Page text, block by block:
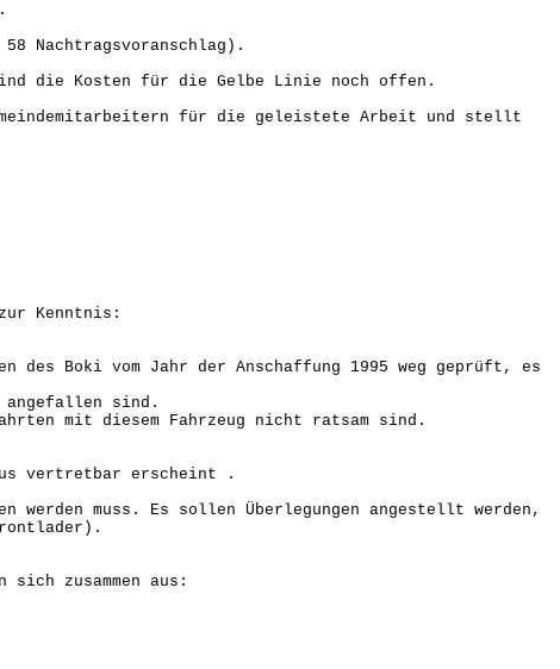
Nachtragsvoranschlag).
die Kosten für die Gelbe Linie noch offen.
für die geleistete Arbeit und stellt
Kenntnis:
Boki vom Jahr der Anschaffung 1995 weg geprüft, es
angefallen sind.
mit diesem Fahrzeug nicht ratsam sind.
vertretbar erscheint .
muss. Es sollen Überlegungen angestellt werden,
zusammen aus: